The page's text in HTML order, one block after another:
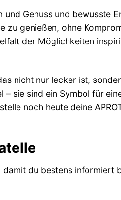
und Genuss und bewusste
zu genießen, ohne
der Möglichkeiten
nicht nur lecker ist,
– sie sind ein Symbol für
noch heute deine
damit du bestens informiert